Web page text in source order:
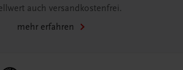
auch versandkostenfrei.
mehr erfahren